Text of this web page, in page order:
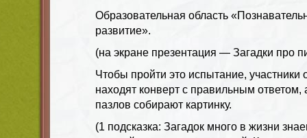
Образовательная область
развитие».
(на экране презентация — Загадки про
Чтобы пройти это испытание, участники
находят конверт с правильным ответом,
пазлов собирают картинку.
(1 подсказка: Загадок много в жизни